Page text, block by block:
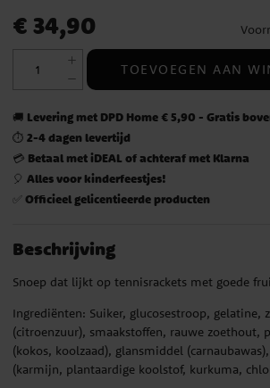
Prijs: € 34,90
€ 34,90
TOEVOEGEN AAN
🚚 Levering met DPD Home € 5,90 - Gratis
⏱️ 2-4 dagen levertijd
💳 Betaal met iDEAL of achteraf met Klarna
🎈 Alles voor kinderfeestjes!
✅ Officieel gelicentieerde producten
Beschrijving
Snoep dat lijkt op tennisrackets met goede
Ingrediënten: Suiker, glucosestroop, gelatine,
(citroenzuur), smaakstoffen, rauwe zoethout,
(kokos, koolzaad), glansmiddel
(karmijn, plantaardige koolstof, kurkuma,